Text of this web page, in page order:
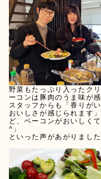
野菜もたっぷり入ったク
ーコンは豚肉のうま味が
スタッフからも「香りが
おいしさが感じられます
ど、ベーコンがおいしく
^」
といった声があがりました